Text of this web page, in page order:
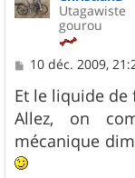
Utagawiste
gourou
M
s
s
a
g
e
10 déc. 2009,
Et le liquide de
Allez, on
mécanique